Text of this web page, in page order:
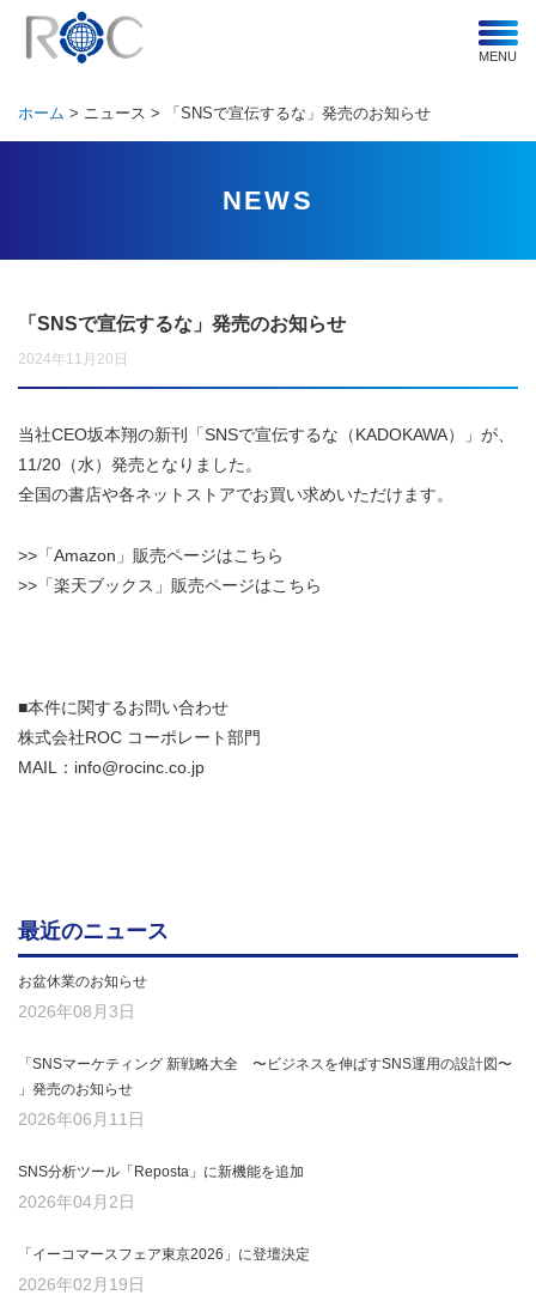
MENU
ホーム ニュース 「SNSで宣伝するな」発売のお知らせ
NEWS
「SNSで宣伝するな」発売のお知らせ
2024年11月20日
当社CEO坂本翔の新刊「SNSで宣伝するな（KADOKAWA）」が、
11/20（水）発売となりました。
全国の書店や各ネットストアでお買い求めいただけます。
>>「Amazon」販売ページはこちら
>>「楽天ブックス」販売ページはこちら
■本件に関するお問い合わせ
株式会社ROC コーポレート部門
MAIL：info@rocinc.co.jp
最近のニュース
お盆休業のお知らせ
2026年08月3日
「SNSマーケティング 新戦略大全 〜ビジネスを伸ばすSNS運用の設計図〜
」発売のお知らせ
2026年06月11日
SNS分析ツール「Reposta」に新機能を追加
2026年04月2日
「イーコマースフェア東京2026」に登壇決定
2026年02月19日